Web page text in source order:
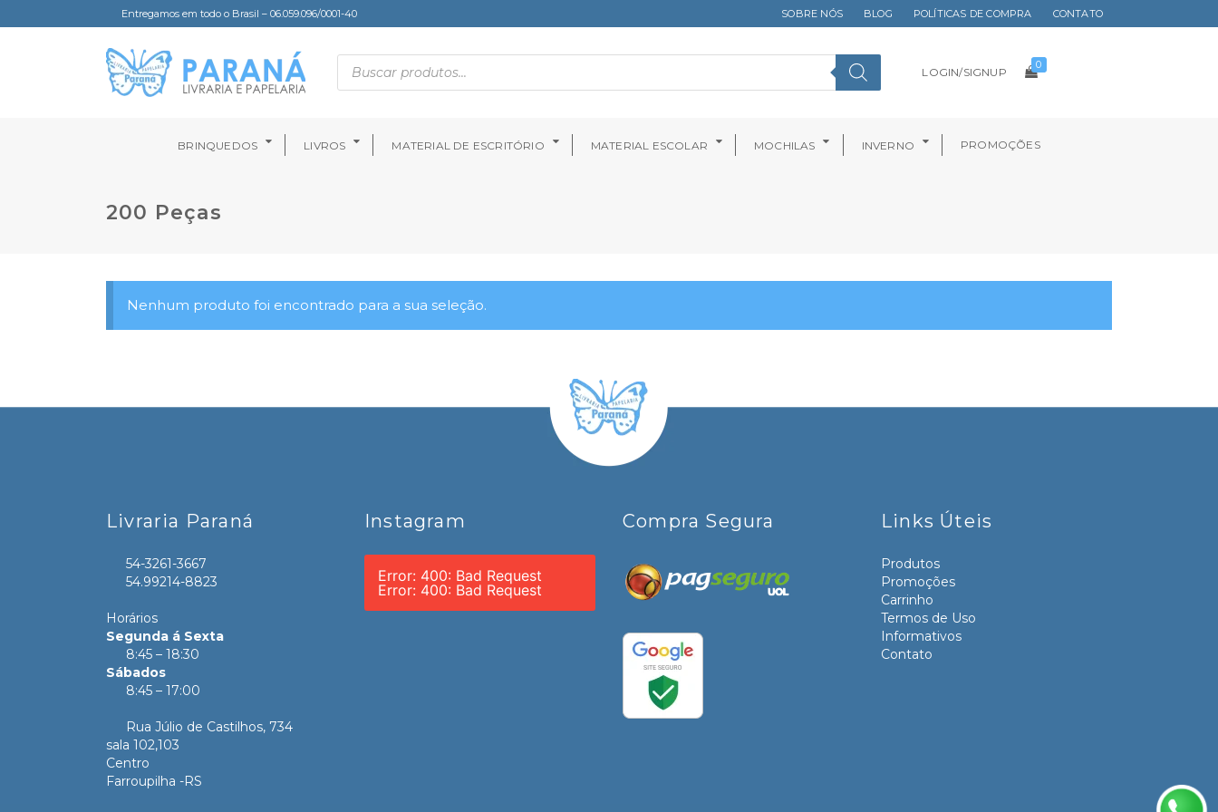
Entregamos em todo o Brasil – 06.059.096/0001-40 SOBRE NÓS BLOG POLÍTICAS DE COMPRA CONTATO
LOGIN/SIGNUP
0
BRINQUEDOS LIVROS MATERIAL DE ESCRITÓRIO MATERIAL ESCOLAR MOCHILAS INVERNO PROMOÇÕES
200 Peças
Nenhum produto foi encontrado para a sua seleção.
Livraria Paraná
54-3261-3667
54.99214-8823
Horários
Segunda á Sexta
8:45 – 18:30
Sábados
8:45 – 17:00
Rua Júlio de Castilhos, 734
sala 102,103
Centro
Farroupilha -RS
Instagram
Error: 400: Bad Request
Error: 400: Bad Request
Compra Segura Links Úteis
Produtos
Promoções
Carrinho
Termos de Uso
Informativos
Contato